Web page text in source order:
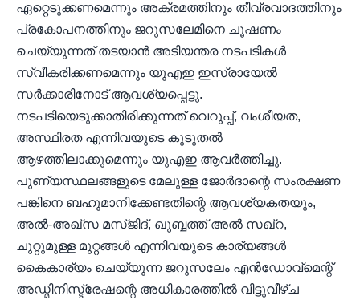
ഏറ്റെടുക്കണമെന്നും അക്രമത്തിനും തീവ്രവാദത്തിനും
പ്രകോപനത്തിനും ജറുസലേമിനെ ചൂഷണം
ചെയ്യുന്നത് തടയാൻ അടിയന്തര നടപടികൾ
സ്വീകരിക്കണമെന്നും യുഎഇ ഇസ്രായേൽ
സർക്കാരിനോട് ആവശ്യപ്പെട്ടു.
നടപടിയെടുക്കാതിരിക്കുന്നത് വെറുപ്പ്, വംശീയത,
അസ്ഥിരത എന്നിവയുടെ കൂടുതൽ
ആഴത്തിലാക്കുമെന്നും യുഎഇ ആവർത്തിച്ചു.
പുണ്യസ്ഥലങ്ങളുടെ മേലുള്ള ജോർദാന്റെ സംരക്ഷണ
പങ്കിനെ ബഹുമാനിക്കേണ്ടതിന്റെ ആവശ്യകതയും,
അൽ-അഖ്‌സ മസ്ജിദ്, ഖുബ്ബത്ത് അൽ സഖ്‌റ,
ചുറ്റുമുള്ള മുറ്റങ്ങൾ എന്നിവയുടെ കാര്യങ്ങൾ
കൈകാര്യം ചെയ്യുന്ന ജറുസലേം എൻഡോവ്‌മെന്റ്
അഡ്മിനിസ്ട്രേഷന്റെ അധികാരത്തിൽ വിട്ടുവീഴ്ച